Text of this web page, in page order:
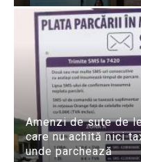
Amenzi de sute de
care nu achită nici
unde parchează